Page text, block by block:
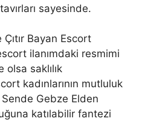
sayesinde.
Bayan Escort
ilanımdaki resmimi
saklılık
kadınlarının mutluluk
Sende Gebze Elden
katılabilir fantezi